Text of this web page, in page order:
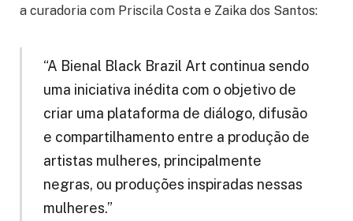
a curadoria com Priscila Costa e Zaika dos Santos:
“A Bienal Black Brazil Art continua sendo
uma iniciativa inédita com o objetivo de
criar uma plataforma de diálogo, difusão
e compartilhamento entre a produção de
artistas mulheres, principalmente
negras, ou produções inspiradas nessas
mulheres.”